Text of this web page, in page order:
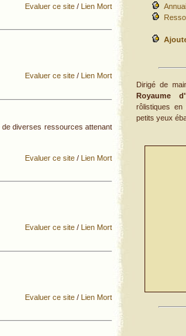
Dirigé de
Royaume
rôlistiques
petits yeux
Evaluer ce site / Lien Mort
Evaluer ce site / Lien Mort
de diverses ressources attenant
Evaluer ce site / Lien Mort
Evaluer ce site / Lien Mort
Evaluer ce site / Lien Mort